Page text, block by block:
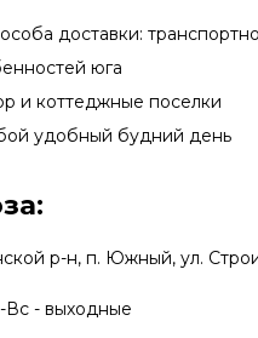
доставки:
юга
и коттеджные поселки
удобный будний день
р-н, п. Южный, ул.
- выходные